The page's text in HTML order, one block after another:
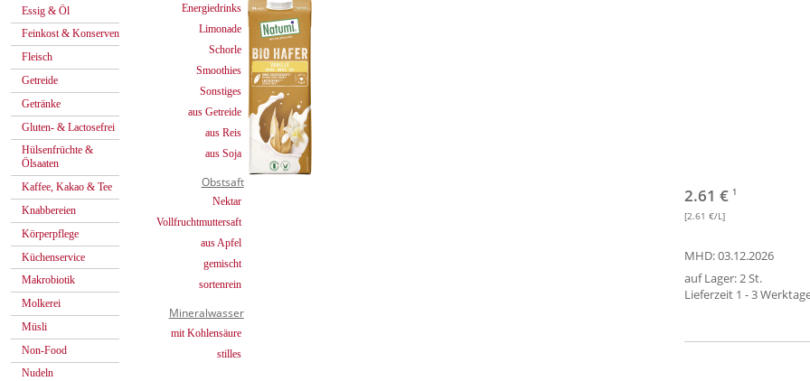
Essig & Öl
Feinkost & Konserven
Fleisch
Getreide
Getränke
Gluten- & Lactosefrei
Hülsenfrüchte &
Ölsaaten
Kaffee, Kakao & Tee
Knabbereien
Körperpflege
Küchenservice
Makrobiotik
Molkerei
Müsli
Non-Food
Nudeln
Energiedrinks
Limonade
Schorle
Smoothies
Sonstiges
aus Getreide
aus Reis
aus Soja
Obstsaft
Nektar
Vollfruchtmuttersaft
aus Apfel
gemischt
sortenrein
Mineralwasser
mit Kohlensäure
stilles
2.61 € 1
[2.61 €/L]
MHD: 03.12.2026
auf Lager: 2 St.
Lieferzeit 1 - 3